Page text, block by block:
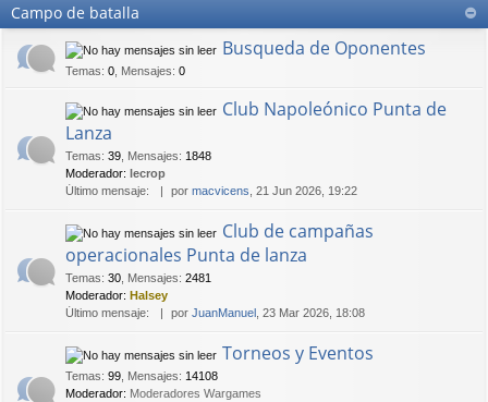
Campo de batalla
Busqueda de Oponentes
Temas: 0 Mensajes: 0
Club Napoleónico Punta de
Lanza
Temas: 39 Mensajes: 1848
Moderador: lecrop
Último mensaje:
por macvicens , 21 Jun 2026, 19:22
Club de campañas
operacionales Punta de lanza
Temas: 30 Mensajes: 2481
Moderador: Halsey
Último mensaje:
por JuanManuel , 23 Mar 2026, 18:08
Torneos y Eventos
Temas: 99 Mensajes: 14108
Moderador: Moderadores Wargames